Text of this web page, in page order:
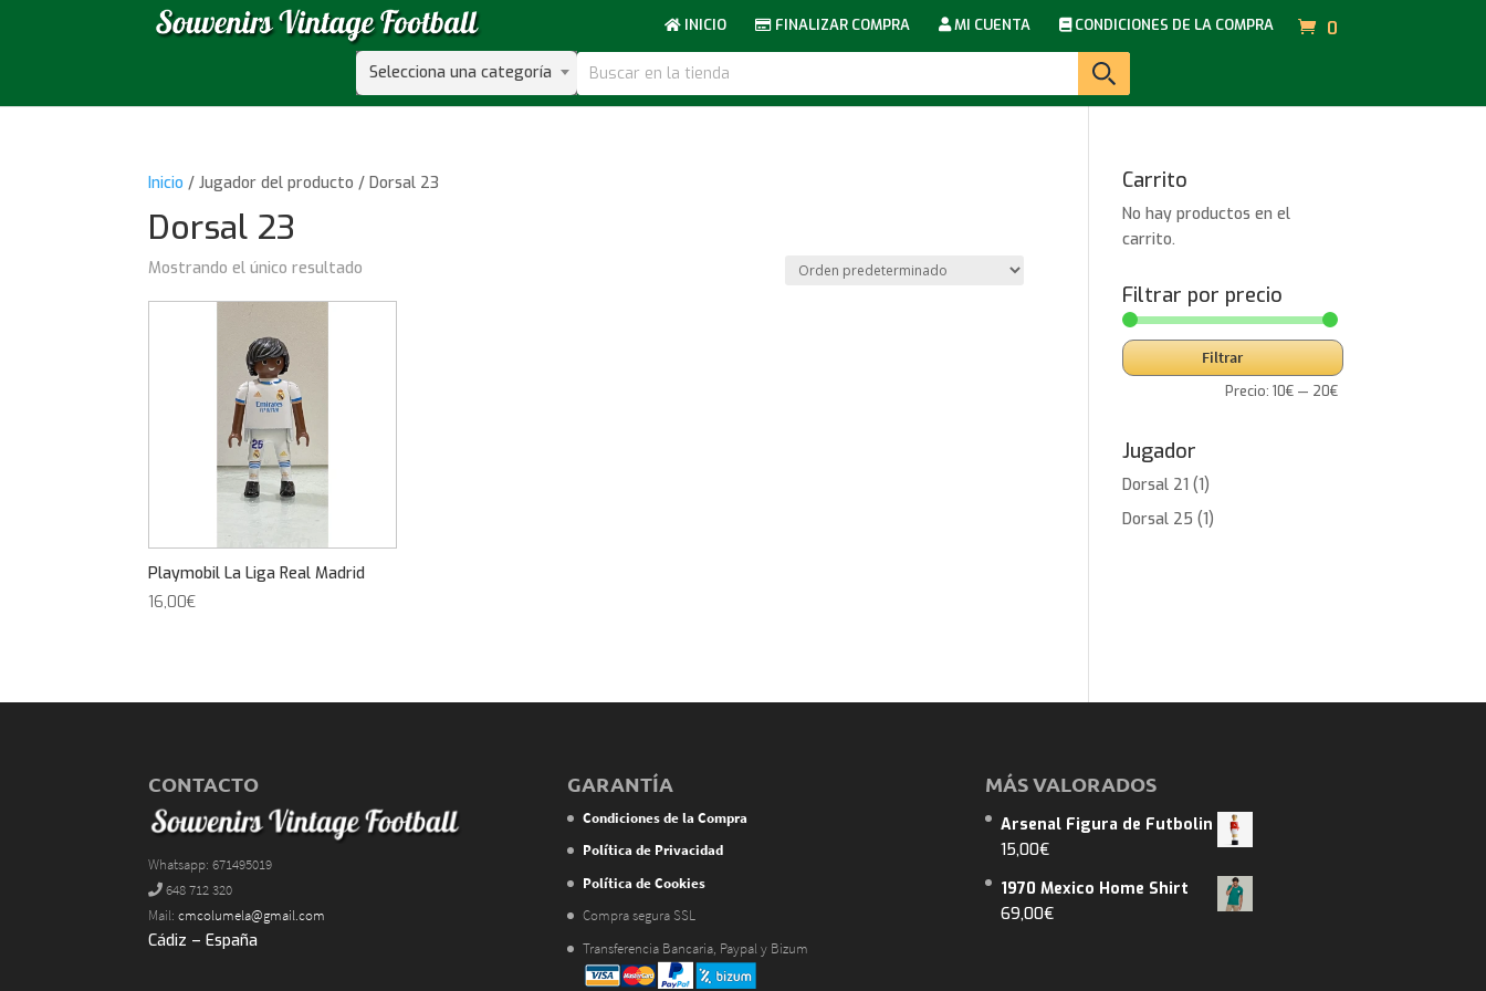
INICIO FINALIZAR COMPRA MI CUENTA CONDICIONES DE LA COMPRA 0
Selecciona una categoría
Inicio / Jugador del producto / Dorsal 23
Dorsal 23
Mostrando el único resultado
Playmobil La Liga Real Madrid
16,00€
Carrito
No hay productos en el
carrito.
Filtrar por precio
Precio
mínimo
Precio
máximo
Filtrar
Precio: 10€— 20€
Jugador
Dorsal 21 (1)
Dorsal 25 (1)
CONTACTO
Whatsapp: 671495019
648 712 320
Mail:cmcolumela@gmail.com
Cádiz – España
GARANTÍA
Condiciones de la Compra
Política de Privacidad
Política de Cookies
Compra segura SSL
Transferencia Bancaria, Paypal y Bizum
MÁS VALORADOS
Arsenal Figura de Futbolin
15,00€
1970 Mexico Home Shirt
69,00€